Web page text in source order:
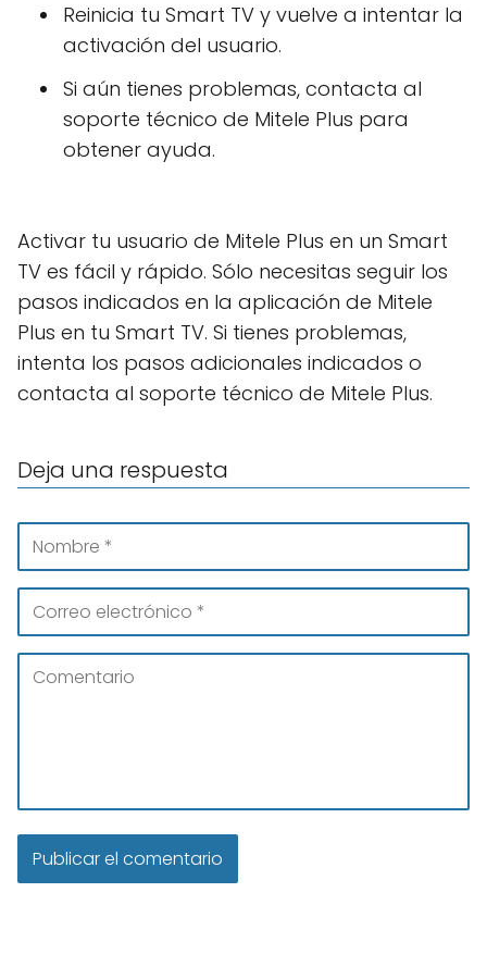
Reinicia tu Smart TV y vuelve a intentar la
activación del usuario.
Si aún tienes problemas, contacta al
soporte técnico de Mitele Plus para
obtener ayuda.
Activar tu usuario de Mitele Plus en un Smart
TV es fácil y rápido. Sólo necesitas seguir los
pasos indicados en la aplicación de Mitele
Plus en tu Smart TV. Si tienes problemas,
intenta los pasos adicionales indicados o
contacta al soporte técnico de Mitele Plus.
Deja una respuesta